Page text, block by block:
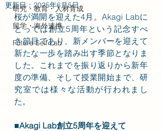
研究・教育・人材育成
留学・海外連携
Future Self Lab
更新日： 2025年6月5日
桜が満開を迎えた4月。Akagi Labに
とっては創立5周年という記念すべ
き節目であり、新メンバーを迎えて
新たな一歩を踏み出す季節となりま
した。これまでを振り返りから新年
度の準備、そして授業開始まで、研
究室では様々な活動が行われまし
た。
■Akagi Lab創立5周年を迎えて